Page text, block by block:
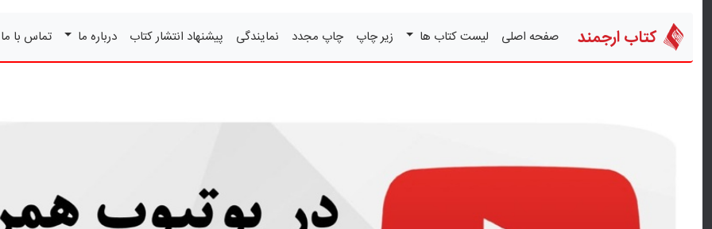
کتاب ارجمند صفحه اصلی لیست کتاب ها زیر چاپ چاپ مجدد نمایندگی پیشنهاد انتشار کتاب درباره ما تماس با